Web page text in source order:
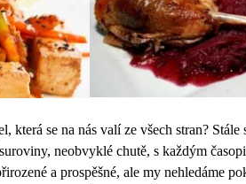
se na nás valí ze všech stran?
neobvyklé chutě, s každým
a prospěšné, ale my nehledáme